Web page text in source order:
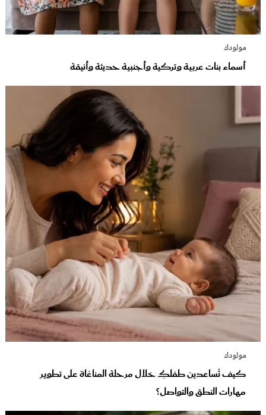
مولودك
أسماء بنات عربية وتركية وأجنبية حديثة وأنيقة
مولودك
كيف تُساعدين طفلكِ خلال مرحلة المناغاة على تطوير
مهارات النطق والتواصل؟